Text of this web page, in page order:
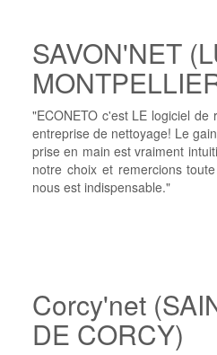
SAVON'NET
"ECONETO c'est LE logiciel
entreprise de nettoyage! Le
prise en main est vraiment
notre choix et remercions
nous est indispensable."
Corcy'net
DE CORCY)